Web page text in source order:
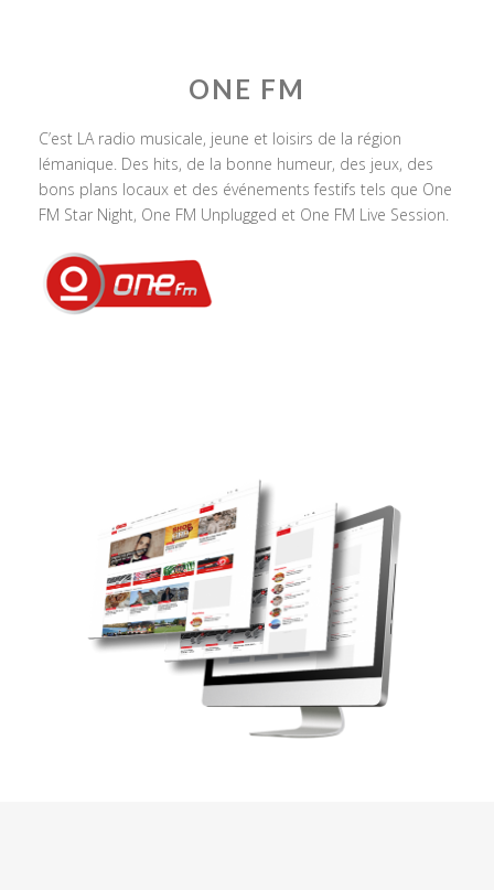
ONE FM
C’est LA radio musicale, jeune et loisirs de la région
lémanique. Des hits, de la bonne humeur, des jeux, des
bons plans locaux et des événements festifs tels que One
FM Star Night, One FM Unplugged et One FM Live Session.